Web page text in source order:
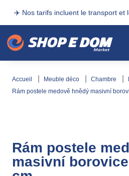
✈️ Nos tarifs incluent le transport et
accueil meuble déco chambre
rám postele medově hnědý masivní
Rám postele
masivní